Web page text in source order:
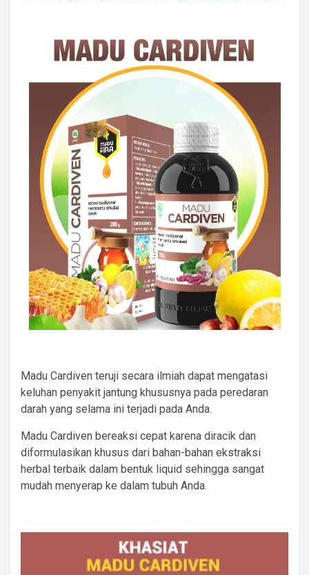
Madu Cardiven teruji secara ilmiah dapat mengatasi
keluhan penyakit jantung khususnya pada peredaran
darah yang selama ini terjadi pada Anda.
Madu Cardiven bereaksi cepat karena diracik dan
diformulasikan khusus dari bahan-bahan ekstraksi
herbal terbaik dalam bentuk liquid sehingga sangat
mudah menyerap ke dalam tubuh Anda.